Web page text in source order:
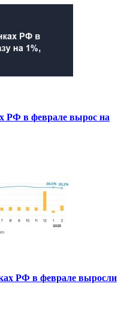
РФ в феврале вырос на
РФ в феврале выросли